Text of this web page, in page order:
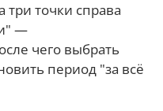
точки справа
—
чего выбрать
период "за всё